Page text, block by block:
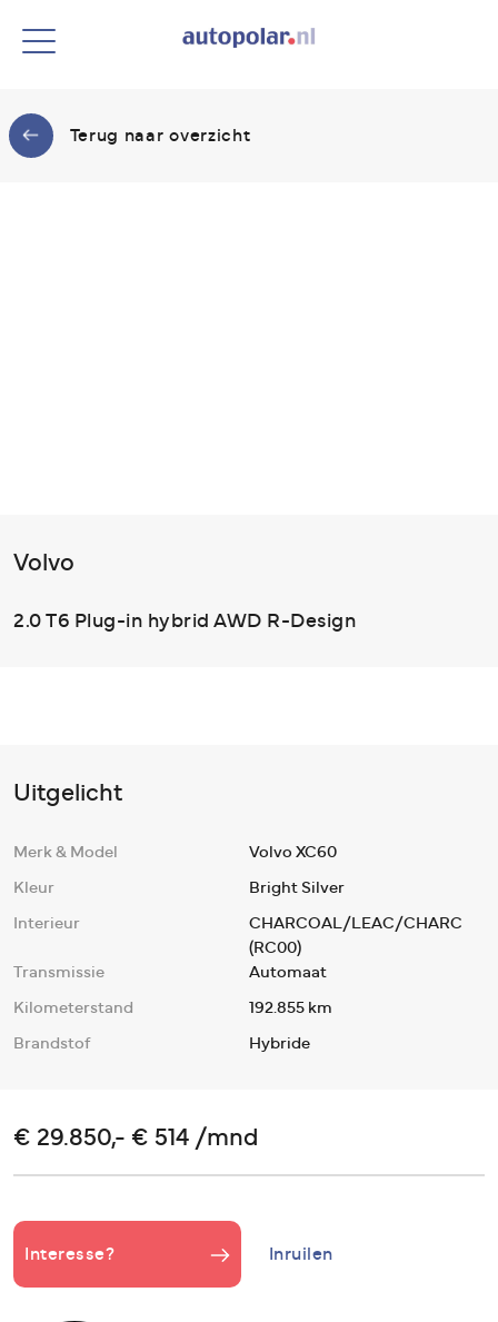
Terug naar overzicht
Volvo
2.0 T6 Plug-in hybrid AWD R-Design
Uitgelicht
Merk & Model Volvo XC60
Kleur Bright Silver
Interieur
CHARCOAL/LEAC/CHARC
(RC00)
Transmissie
Automaat
Kilometerstand 192.855 km
Brandstof Hybride
€ 29.850,- € 514 /mnd
Interesse? Inruilen